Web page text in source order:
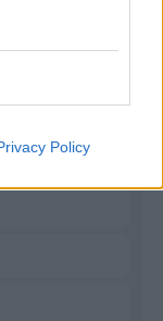
Policy